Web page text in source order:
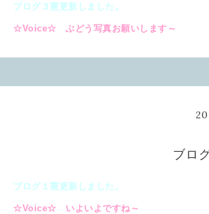
ブログ３憲更新しました。
☆Voice☆ ぶどう写真お願いします～
ブロ
ブログ１憲更新しました。
☆Voice☆ いよいよですね～